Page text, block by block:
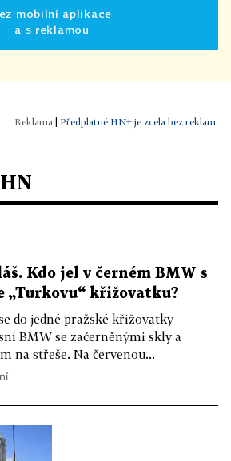
mobilní aplikace
a s reklamou
Předplatné HN+ je zcela bez reklam.
Kdo jel v černém BMW s
„Turkovu“ křižovatku?
do jedné pražské křižovatky
BMW se začerněnými skly a
na střeše. Na červenou...